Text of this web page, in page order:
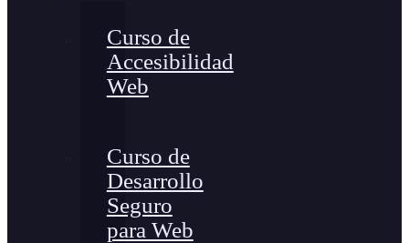
Curso de
Accesibilidad
Web
Curso de
Desarrollo
Seguro
para Web